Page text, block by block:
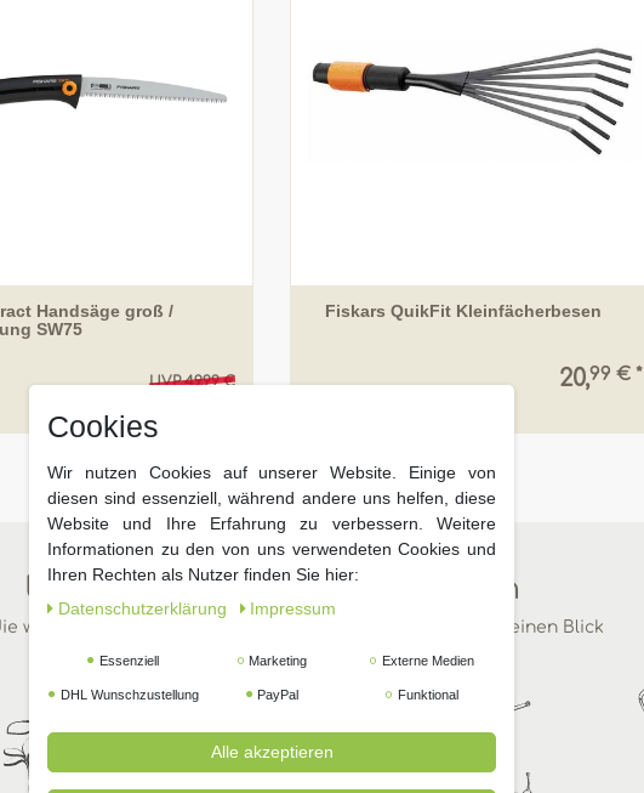
Handsäge groß /
SW75
UVP 49,99 €
Fiskars QuikFit Kleinfächerbesen
20,99 € *
Unsere beliebtesten Kategorien
wichtigsten Dinge für Ihren Garten in wenigen Klicks auf einen Blick
Cookies
Wir nutzen Cookies auf unserer Website. Einige von
diesen sind essenziell, während andere uns helfen, diese
Website und Ihre Erfahrung zu verbessern. Weitere
Informationen zu den von uns verwendeten Cookies und
Ihren Rechten als Nutzer finden Sie hier:
Daten­schutz­erklärung
Impressum
Essenziell Marketing Externe Medien
DHL Wunschzustellung PayPal Funktional
Alle akzeptieren